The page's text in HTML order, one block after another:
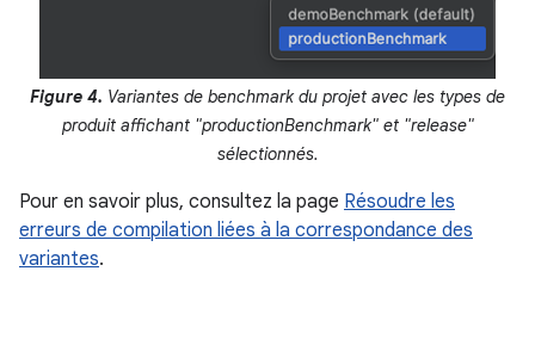
Figure 4. Variantes de benchmark du projet avec les types de
produit affichant "productionBenchmark" et "release"
sélectionnés.
Pour en savoir plus, consultez la page Résoudre les
erreurs de compilation liées à la correspondance des
variantes.